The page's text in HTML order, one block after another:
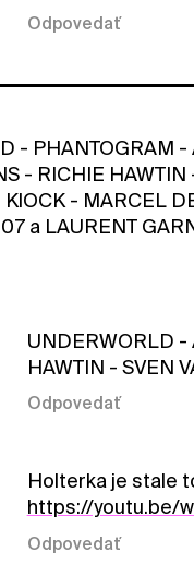
Odpovedať
- PHANTOGRAM -
- RICHIE
- MARCEL
a LAURENT
UNDERWORLD -
HAWTIN - SVEN
Odpovedať
Holterka je stale
https://youtu.be/
Odpovedať